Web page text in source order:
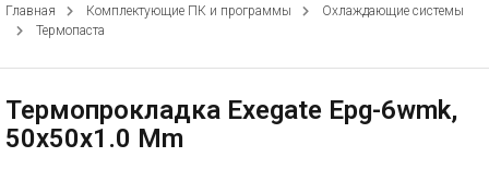
Главная Комплектующие ПК и программы
Охлаждающие системы
Термопаста
Термопрокладка Exegate Epg-6wmk,
50x50x1.0 Mm